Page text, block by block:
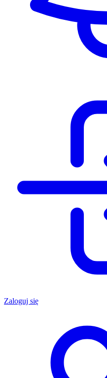
Zaloguj się